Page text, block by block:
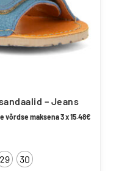
– Jeans
võrdse maksena 3 x15.48€
29 30